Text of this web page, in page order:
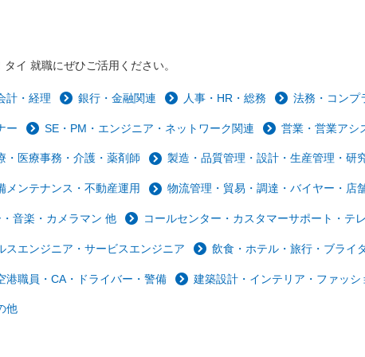
イ 就職にぜひご活用ください。
計・経理 銀行・金融関連 人事・HR・総務 法務・コンプ
ー SE・PM・エンジニア・ネットワーク関連 営業・営業アシ
・医療事務・介護・薬剤師 製造・品質管理・設計・生産管理・研
メンテナンス・不動産運用 物流管理・貿易・調達・バイヤー・店
音楽・カメラマン 他 コールセンター・カスタマーサポート・テ
スエンジニア・サービスエンジニア 飲食・ホテル・旅行・ブライ
港職員・CA・ドライバー・警備 建築設計・インテリア・ファッシ
他